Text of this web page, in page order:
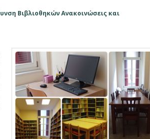
ΒιβλιοθηκώνΑνακοινώσεις και